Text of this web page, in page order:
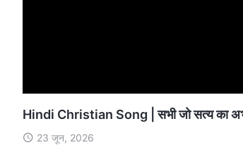
Hindi Christian Song | सभी जो सत्य का
23 जून, 2026